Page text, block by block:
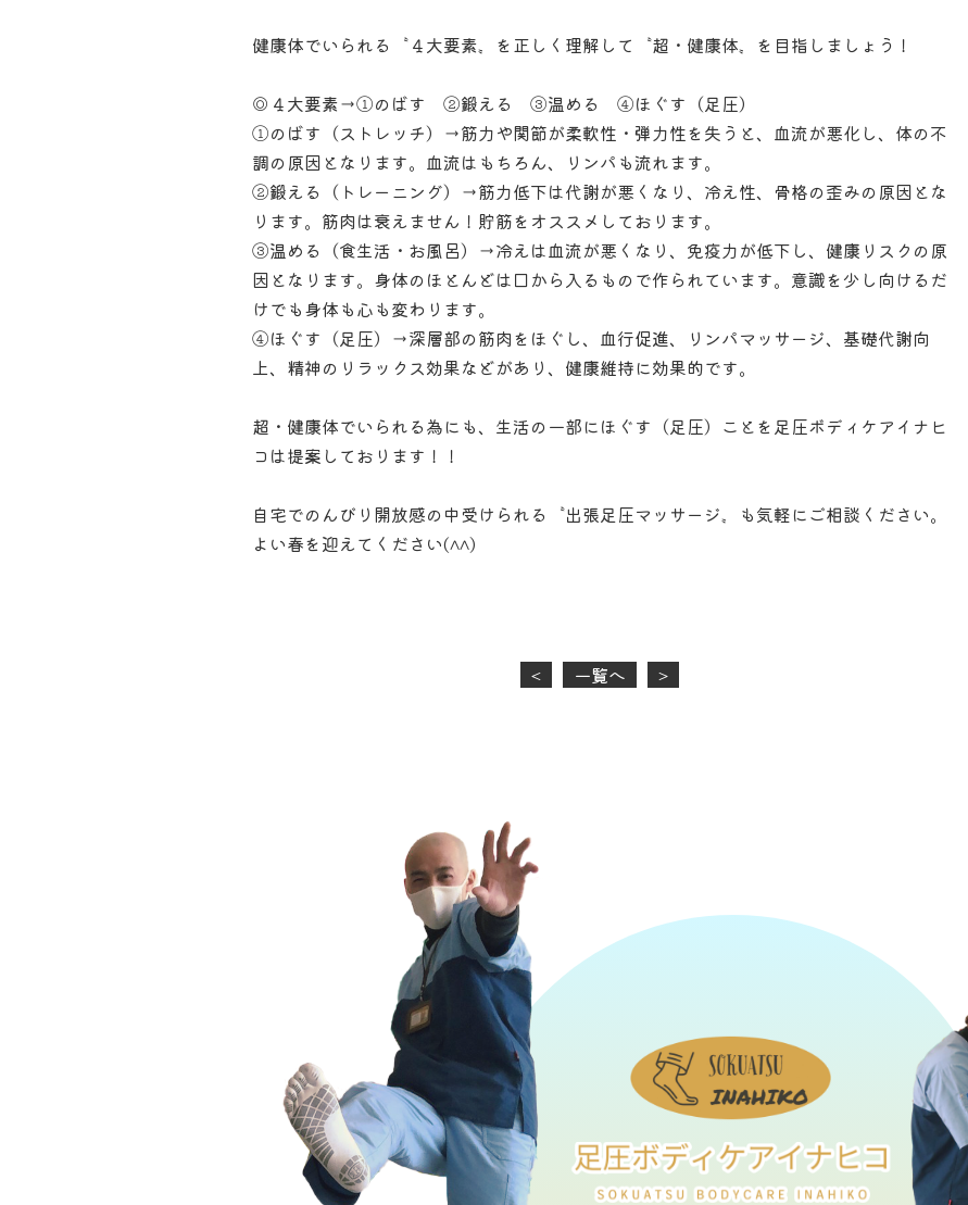
健康体でいられる〝４大要素〟を正しく理解して〝超・健康体〟を目指しましょう！
◎４大要素→①のばす ②鍛える ③温める ④ほぐす（足圧）
①のばす（ストレッチ）→筋力や関節が柔軟性・弾力性を失うと、血流が悪化し、体の不
調の原因となります。血流はもちろん、リンパも流れます。
②鍛える（トレーニング）→筋力低下は代謝が悪くなり、冷え性、骨格の歪みの原因とな
ります。筋肉は衰えません！貯筋をオススメしております。
③温める（食生活・お風呂）→冷えは血流が悪くなり、免疫力が低下し、健康リスクの原
因となります。身体のほとんどは口から入るもので作られています。意識を少し向けるだ
けでも身体も心も変わります。
④ほぐす（足圧）→深層部の筋肉をほぐし、血行促進、リンパマッサージ、基礎代謝向
上、精神のリラックス効果などがあり、健康維持に効果的です。
超・健康体でいられる為にも、生活の一部にほぐす（足圧）ことを足圧ボディケアイナヒ
コは提案しております！！
自宅でのんびり開放感の中受けられる〝出張足圧マッサージ〟も気軽にご相談ください。
よい春を迎えてください(^^)
< 一覧へ >